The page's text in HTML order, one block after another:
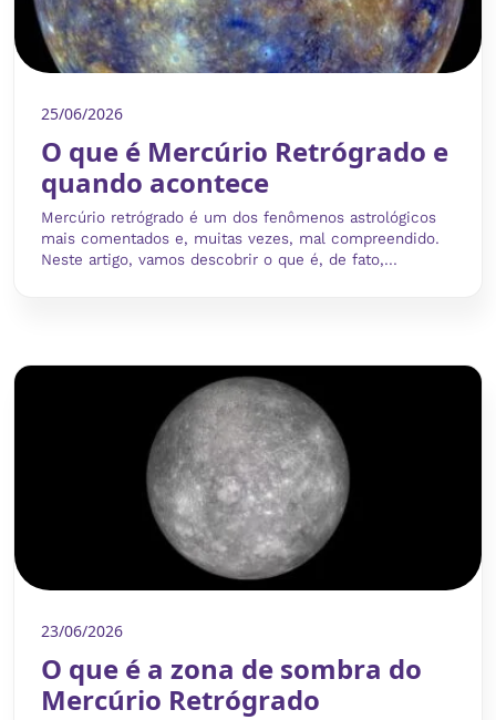
25/06/2026
O que é Mercúrio Retrógrado e
quando acontece
Mercúrio retrógrado é um dos fenômenos astrológicos
mais comentados e, muitas vezes, mal compreendido.
Neste artigo, vamos descobrir o que é, de fato,...
23/06/2026
O que é a zona de sombra do
Mercúrio Retrógrado